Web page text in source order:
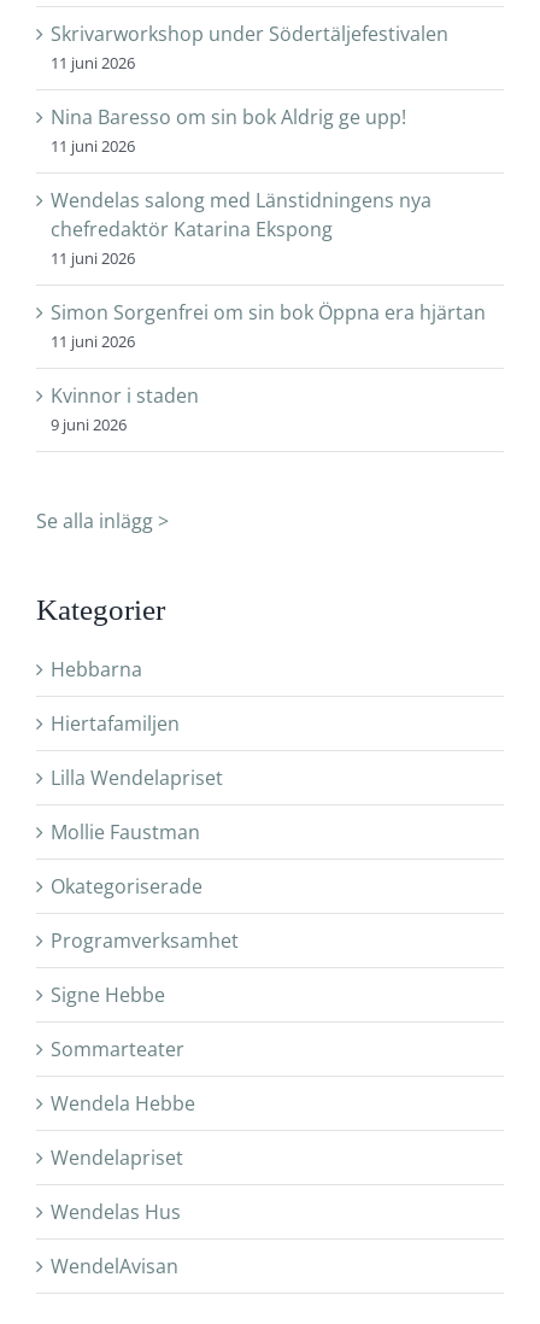
Skrivarworkshop under Södertäljefestivalen
11 juni 2026
Nina Baresso om sin bok Aldrig ge upp!
11 juni 2026
Wendelas salong med Länstidningens nya
chefredaktör Katarina Ekspong
11 juni 2026
Simon Sorgenfrei om sin bok Öppna era hjärtan
11 juni 2026
Kvinnor i staden
9 juni 2026
Se alla inlägg >
Kategorier
Hebbarna
Hiertafamiljen
Lilla Wendelapriset
Mollie Faustman
Okategoriserade
Programverksamhet
Signe Hebbe
Sommarteater
Wendela Hebbe
Wendelapriset
Wendelas Hus
WendelAvisan